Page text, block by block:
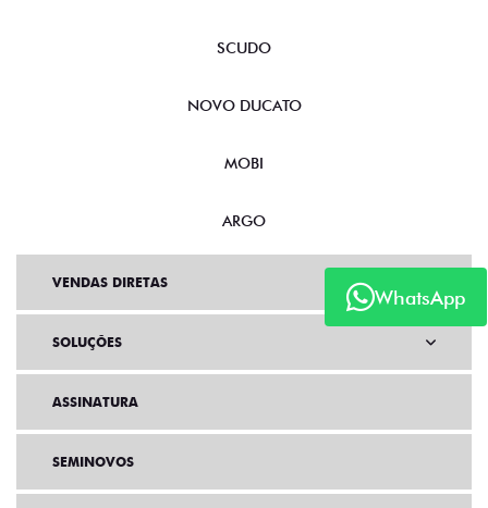
WhatsApp
SCUDO
NOVO DUCATO
MOBI
ARGO
VENDAS DIRETAS
SOLUÇÕES
ASSINATURA
SEMINOVOS